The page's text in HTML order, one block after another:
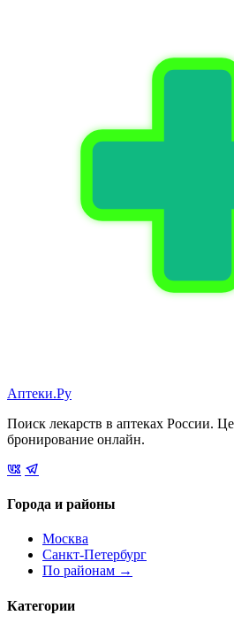
Аптеки.Ру
Поиск лекарств в аптеках России.
бронирование онлайн.
Города и районы
Москва
Санкт-Петербург
По районам →
Категории